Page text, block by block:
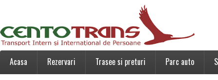
Acasa Rezervari Trasee si preturi Parc auto